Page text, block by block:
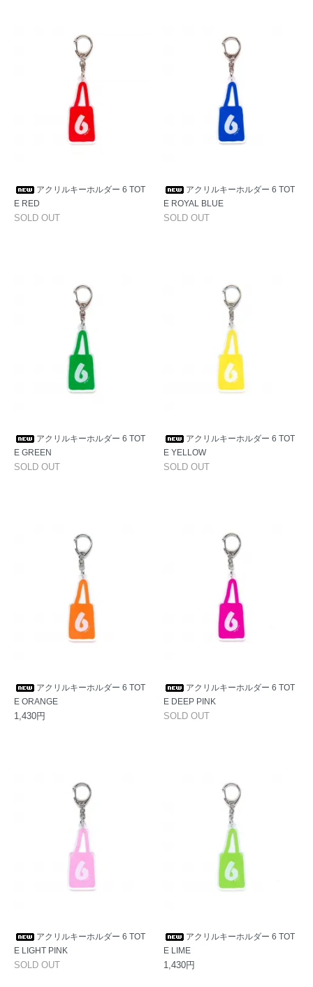
アクリルキーホルダー 6 TOT
E RED
SOLD OUT
アクリルキーホルダー 6 TOT
E ROYAL BLUE
SOLD OUT
アクリルキーホルダー 6 TOT
E GREEN
SOLD OUT
アクリルキーホルダー 6 TOT
E YELLOW
SOLD OUT
アクリルキーホルダー 6 TOT
E ORANGE
1,430円
アクリルキーホルダー 6 TOT
E DEEP PINK
SOLD OUT
アクリルキーホルダー 6 TOT
E LIGHT PINK
SOLD OUT
アクリルキーホルダー 6 TOT
E LIME
1,430円